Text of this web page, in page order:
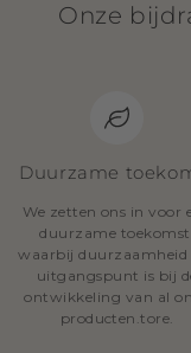
Onze
Duurzame
We zetten ons in voor
duurzame toekomst,
waarbij duurzaamheid
uitgangspunt is bij
ontwikkeling van al
producten.tore.